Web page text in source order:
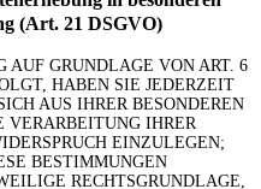
(Art. 21 DSGVO)
AUF GRUNDLAGE VON ART. 6
HABEN SIE JEDERZEIT
AUS IHRER BESONDEREN
VERARBEITUNG IHRER
EINZULEGEN;
BESTIMMUNGEN
RECHTSGRUNDLAGE,